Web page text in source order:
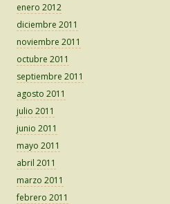
enero 2012
diciembre 2011
noviembre 2011
octubre 2011
septiembre 2011
agosto 2011
julio 2011
junio 2011
mayo 2011
abril 2011
marzo 2011
febrero 2011